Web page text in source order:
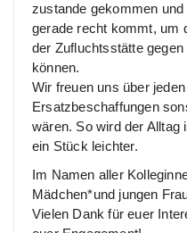
zustande gekommen
gerade recht kommt, um
der Zufluchtsstätte
können.
Wir freuen uns über
Ersatzbeschaffungen
wären. So wird der Alltag
ein Stück leichter.
Im Namen aller
Mädchen*und jungen
Vielen Dank für euer